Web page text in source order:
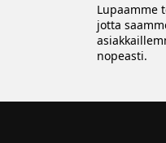
Lupaamme
jotta
nopeasti.